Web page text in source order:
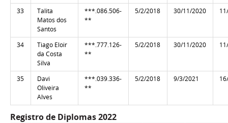
33
Talita
Matos dos
Santos
***.086.506-
**
5/2/2018 30/11/2020
34
Tiago Eloir
da Costa
Silva
***.777.126-
**
5/2/2018 30/11/2020
35
Davi
Oliveira
Alves
***.039.336-
**
5/2/2018 9/3/2021
Registro de Diplomas 2022